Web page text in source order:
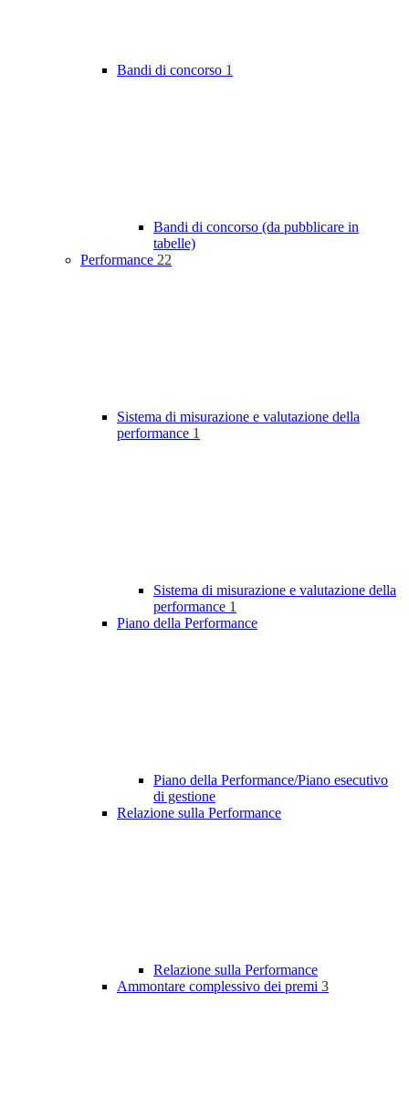
Bandi di concorso 1
Bandi di concorso (da pubblicare in
tabelle)
Performance 22
Sistema di misurazione e valutazione della
performance 1
Sistema di misurazione e valutazione della
performance 1
Piano della Performance
Piano della Performance/Piano esecutivo
di gestione
Relazione sulla Performance
Relazione sulla Performance
Ammontare complessivo dei premi 3